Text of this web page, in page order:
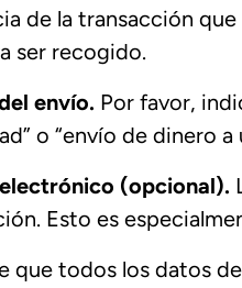
de la transacción
ser recogido.
envío. Por favor,
o “envío de dinero a
(opcional).
Esto es
que todos los datos